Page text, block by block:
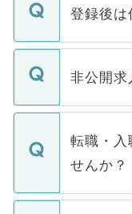
登録後は
ご登録い
登録内容
ます。通
いただき
非公開求
マイナビ
うち約3
けない「
下記の理
ません。
転職・入
せんか？
転職・入